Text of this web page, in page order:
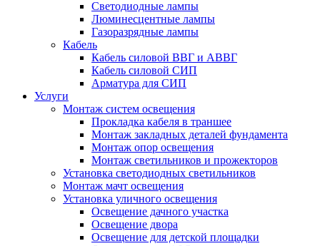
Светодиодные лампы
Люминесцентные лампы
Газоразрядные лампы
Кабель
Кабель силовой ВВГ и АВВГ
Кабель силовой СИП
Арматура для СИП
Услуги
Монтаж систем освещения
Прокладка кабеля в траншее
Монтаж закладных деталей фундамента
Монтаж опор освещения
Монтаж светильников и прожекторов
Установка светодиодных светильников
Монтаж мачт освещения
Установка уличного освещения
Освещение дачного участка
Освещение двора
Освещение для детской площадки